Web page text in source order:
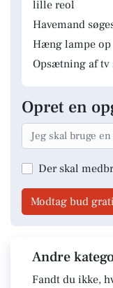
lille reol
Havemand
Hæng lampe op
Opsætning af
Opret en
Der skal
Modtag bud
Andre
Fandt du ikke,